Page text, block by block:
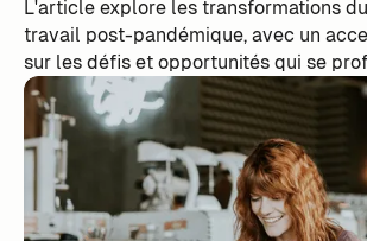
L'article explore les transformations
travail post-pandémique, avec un
sur les défis et opportunités qui se
2024. Il aborde l'impact de l'inflation
changements économiques sur les
recrutement et la gestion des coûts,
l'importance de l'adoption de modèles
flexibles comme le flex office pour
productivité tout en contrôlant les